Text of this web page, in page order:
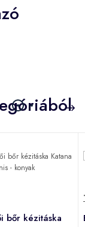
bőr kézitáska